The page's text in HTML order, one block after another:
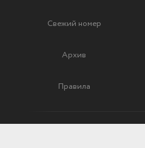
Свежий номер
Архив
Правила